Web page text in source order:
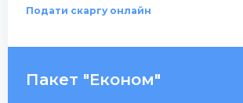
Подати скаргу онлайн
Пакет "Економ"